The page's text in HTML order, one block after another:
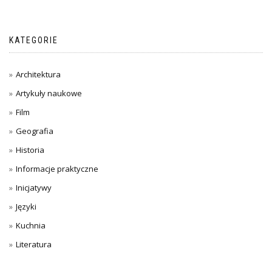
KATEGORIE
Architektura
Artykuły naukowe
Film
Geografia
Historia
Informacje praktyczne
Inicjatywy
Języki
Kuchnia
Literatura